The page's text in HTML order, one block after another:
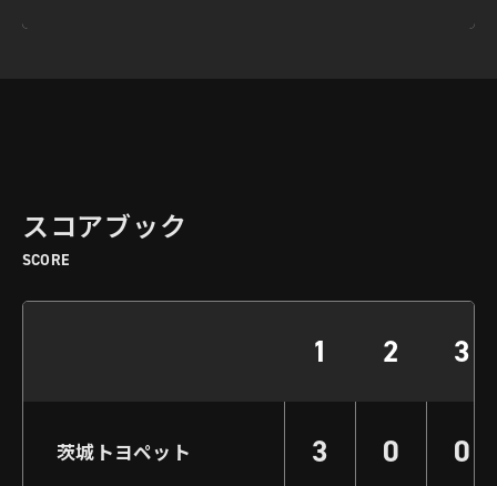
スコアブック
SCORE
1 2 3
茨城トヨペット 3 0 0